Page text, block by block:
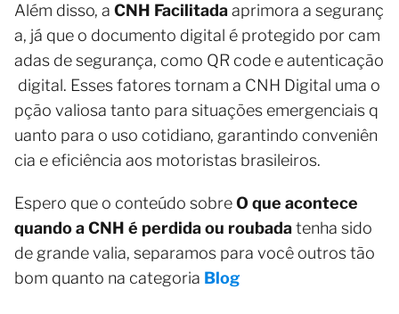
Além disso, a CNH Facilitadaaprimora a seguranç
a, já que o documento digital é protegido por cam
adas de segurança, como QR code e autenticação
digital. Esses fatores tornam a CNH Digital uma o
pção valiosa tanto para situações emergenciais q
uanto para o uso cotidiano, garantindo conveniên
cia e eficiência aos motoristas brasileiros.
Espero que o conteúdo sobreO que acontece
quando a CNH é perdida ou roubadatenha sido
de grande valia, separamos para você outros tão
bom quanto na categoria Blog